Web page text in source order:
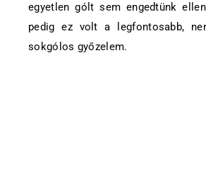
egyetlen gólt sem engedtünk
pedig ez volt a legfontosabb,
sokgólos győzelem.